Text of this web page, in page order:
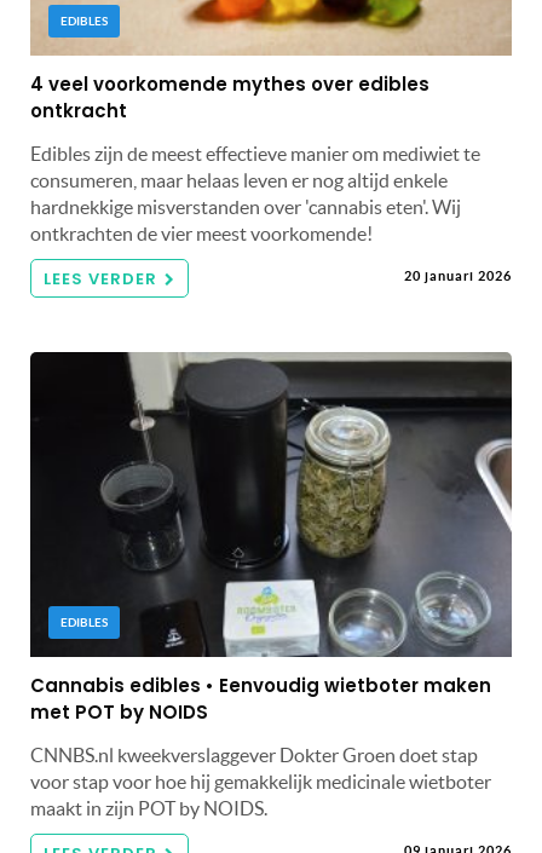
EDIBLES
4 veel voorkomende mythes over edibles
ontkracht
Edibles zijn de meest effectieve manier om mediwiet te
consumeren, maar helaas leven er nog altijd enkele
hardnekkige misverstanden over 'cannabis eten'. Wij
ontkrachten de vier meest voorkomende!
LEES VERDER 20 januari 2026
EDIBLES
Cannabis edibles • Eenvoudig wietboter maken
met POT by NOIDS
CNNBS.nl kweekverslaggever Dokter Groen doet stap
voor stap voor hoe hij gemakkelijk medicinale wietboter
maakt in zijn POT by NOIDS.